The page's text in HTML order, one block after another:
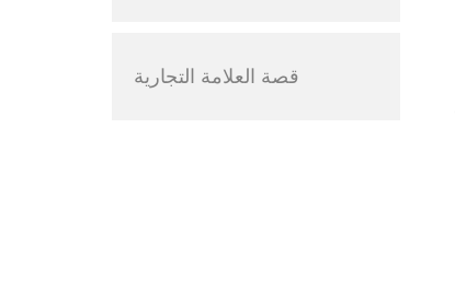
قصة العلامة التجارية